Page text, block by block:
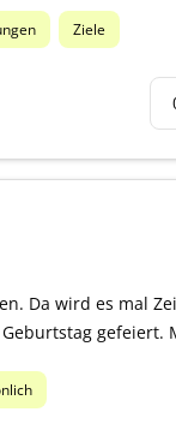
Ziele
Da wird es mal
gefeiert.